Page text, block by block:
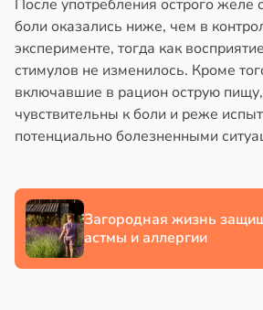
После употребления острого желе
боли оказались ниже, чем в
эксперименте, тогда как
стимулов не изменилось. Кроме
включавшие в рацион острую
чувствительны к боли и реже
потенциально болезненными
Загородная жизнь
астмы и аллергии